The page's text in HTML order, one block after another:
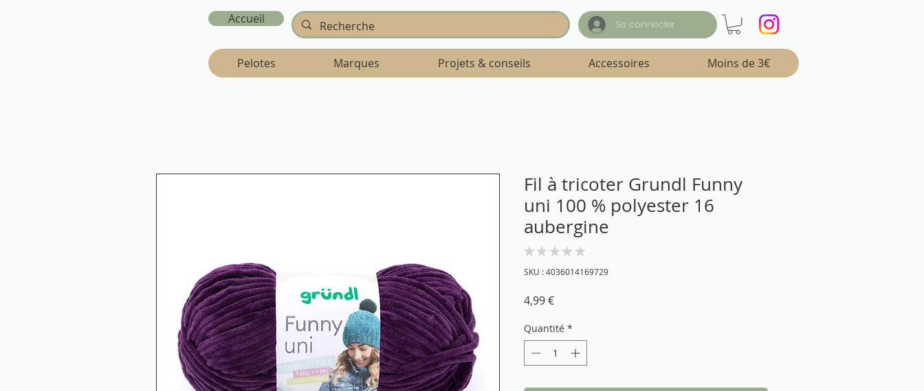
Accueil Se connecter
Pelotes Marques Projets & conseils Accessoires Moins de 3€
Fil à tricoter Grundl Funny
uni 100 % polyester 16
aubergine
★ ★ ★ ★ ★
SKU : 4036014169729
4,99 €Prix
Quantité *